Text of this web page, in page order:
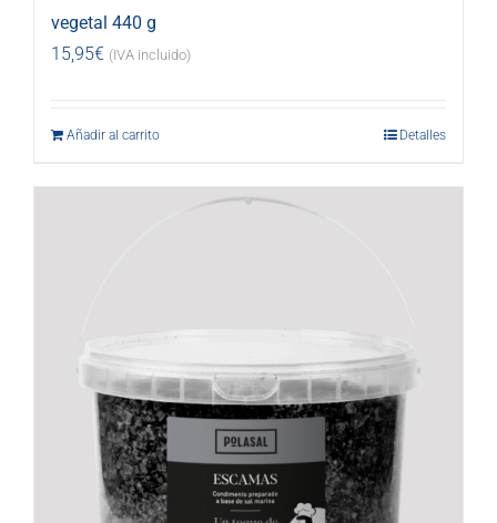
vegetal 440 g
15,95€ (IVA incluido)
Añadir al carrito Detalles